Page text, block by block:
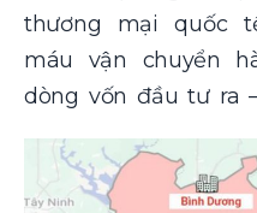
thương mại quốc
máu vận chuyển
dòng vốn đầu tư ra